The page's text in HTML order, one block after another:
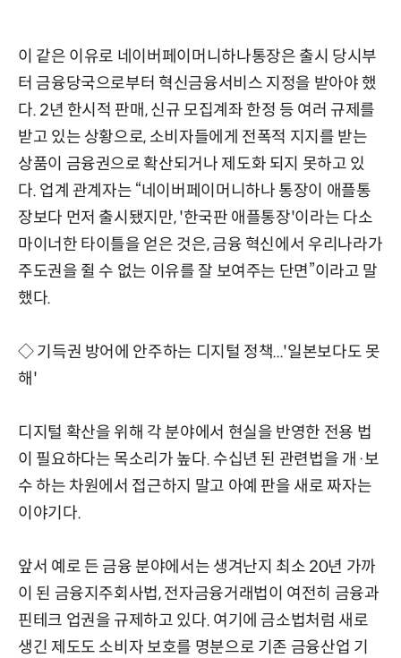
이 같은 이유로 네이버페이머니하나통장은 출시 당시부
터 금융당국으로부터 혁신금융서비스 지정을 받아야 했
다. 2년 한시적 판매, 신규 모집계좌 한정 등 여러 규제를
받고 있는 상황으로, 소비자들에게 전폭적 지지를 받는
상품이 금융권으로 확산되거나 제도화 되지 못하고 있
다. 업계 관계자는 “네이버페이머니하나 통장이 애플통
장보다 먼저 출시됐지만, '한국판 애플통장'이라는 다소
마이너한 타이틀을 얻은 것은, 금융 혁신에서 우리나라가
주도권을 쥘 수 없는 이유를 잘 보여주는 단면”이라고 말
했다.
◇ 기득권 방어에 안주하는 디지털 정책...'일본보다도 못
해'
디지털 확산을 위해 각 분야에서 현실을 반영한 전용 법
이 필요하다는 목소리가 높다. 수십년 된 관련법을 개·보
수 하는 차원에서 접근하지 말고 아예 판을 새로 짜자는
이야기다.
앞서 예로 든 금융 분야에서는 생겨난지 최소 20년 가까
이 된 금융지주회사법, 전자금융거래법이 여전히 금융과
핀테크 업권을 규제하고 있다. 여기에 금소법처럼 새로
생긴 제도도 소비자 보호를 명분으로 기존 금융산업 기